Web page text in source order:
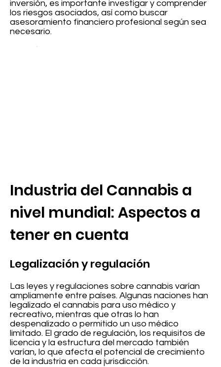
inversión, es importante investigar y comprender
los riesgos asociados, así como buscar
asesoramiento financiero profesional según sea
necesario.
Industria del Cannabis a
nivel mundial: Aspectos a
tener en cuenta
Legalización y regulación
Las leyes y regulaciones sobre cannabis varían
ampliamente entre países. Algunas naciones han
legalizado el cannabis para uso médico y
recreativo, mientras que otras lo han
despenalizado o permitido un uso médico
limitado. El grado de regulación, los requisitos de
licencia y la estructura del mercado también
varían, lo que afecta el potencial de crecimiento
de la industria en cada jurisdicción.